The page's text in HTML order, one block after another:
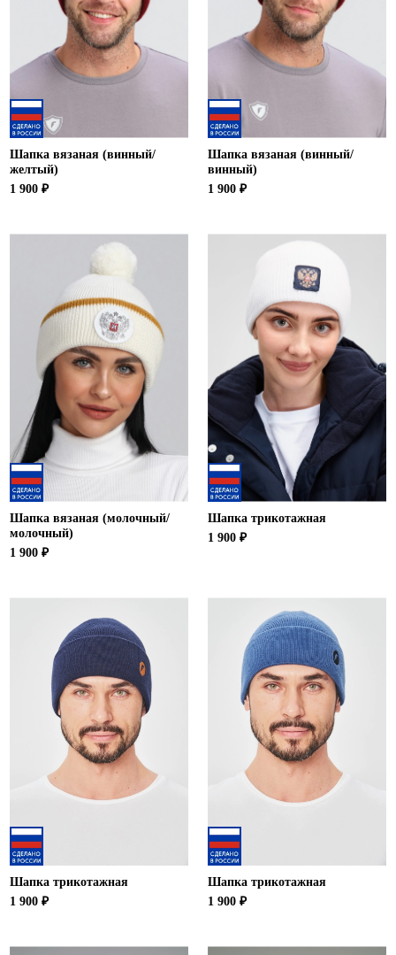
Шапка вязаная (винный/
желтый)
1 900 ₽
Шапка вязаная (винный/
винный)
1 900 ₽
Шапка вязаная (молочный/
молочный)
1 900 ₽
Шапка трикотажная
1 900 ₽
Шапка трикотажная
1 900 ₽
Шапка трикотажная
1 900 ₽